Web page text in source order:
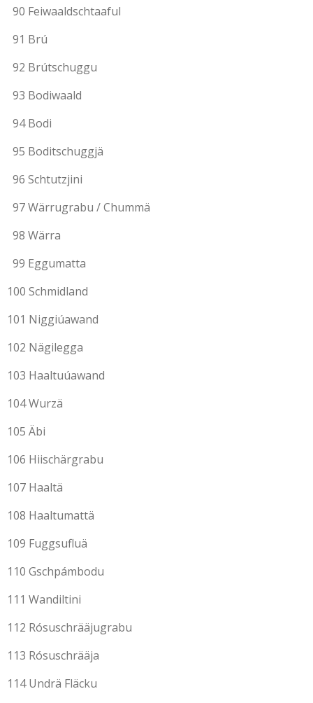
90 Feiwaaldschtaaful
91 Brú
92 Brútschuggu
93 Bodiwaald
94 Bodi
95 Boditschuggjä
96 Schtutzjini
97 Wärrugrabu / Chummä
98 Wärra
99 Eggumatta
100 Schmidland
101 Niggiúawand
102 Nägilegga
103 Haaltuúawand
104 Wurzä
105 Äbi
106 Hiischärgrabu
107 Haaltä
108 Haaltumattä
109 Fuggsufluä
110 Gschpámbodu
111 Wandiltini
112 Rósuschrääjugrabu
113 Rósuschrääja
114 Undrä Fläcku